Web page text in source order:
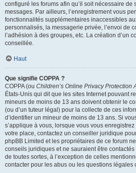
configuré les forums afin qu’il soit nécessaire de
messages. Par ailleurs, l’enregistrement vous
fonctionnalités supplémentaires inaccessibles
personnalisés, la messagerie privée, l’envoi de
l’adhésion à des groupes, etc. La création d’un
conseillée.
Haut
Que signifie COPPA ?
COPPA (ou Children’s Online Privacy Protection
États-Unis qui dit que les sites Internet pouvant
mineurs de moins de 13 ans doivent obtenir le
(ou d’un tuteur légal) pour la collecte de ces
d’identifier un mineur de moins de 13 ans. Si
s’applique à vous, lorsque vous vous
votre place, contactez un conseiller juridique
phpBB Limited et les propriétaires de ce forum
conseils juridiques et ne sauraient être
de toutes sortes, à l’exception de celles
contacter pour les abus ou les questions légales